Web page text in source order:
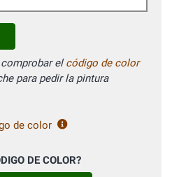
elcódigo de color
para pedir la pintura
de color
DE COLOR?